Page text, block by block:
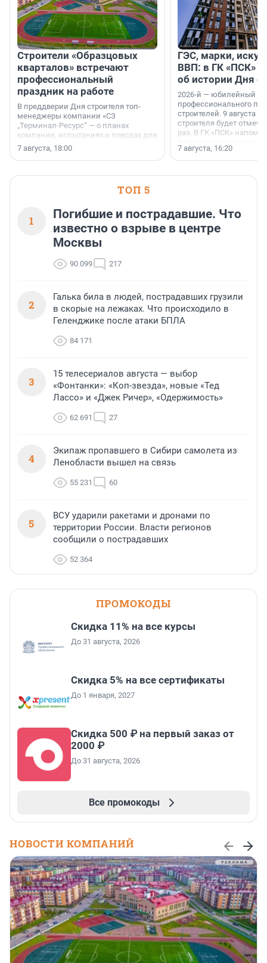
Строители «Образцовых
кварталов» встречают
профессиональный
праздник на работе
В преддверии Дня строителя топ-
менеджеры компании «СЗ
„Терминал-Ресурс“ — о планах
компании, испытаниях и поводах для
осторожного оптимизма.
7 августа, 18:00
ГЭС, марки,
ВВП: в ГК «ПСК»
об истории Дня
2026-й — юбилейный
профессионального
строителей. 9 августа
строителя будет
раз. В ГК «ПСК»
поменялась роль
7 августа, 16:20
ТОП 5
1
Погибшие и пострадавшие. Что
известно о взрыве в центре
Москвы
90 099 217
2
Галька била в людей, пострадавших грузили
в скорые на лежаках. Что происходило в
Геленджике после атаки БПЛА
84 171
3
15 телесериалов августа — выбор
«Фонтанки»: «Коп-звезда», новые «Тед
Лассо» и «Джек Ричер», «Одержимость»
62 691 27
4
Экипаж пропавшего в Сибири самолета из
Ленобласти вышел на связь
55 231 60
5
ВСУ ударили ракетами и дронами по
территории России. Власти регионов
сообщили о пострадавших
52 364
ПРОМОКОДЫ
Скидка 11% на все курсы
До 31 августа, 2026
Скидка 5% на все сертификаты
До 1 января, 2027
Скидка 500 ₽ на первый заказ от
2000 ₽
До 31 августа, 2026
Все промокоды
НОВОСТИ КОМПАНИЙ